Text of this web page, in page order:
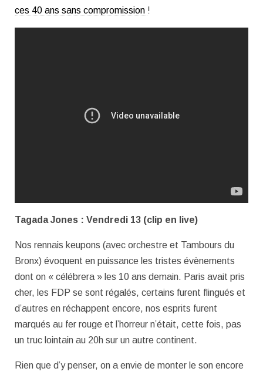
ces 40 ans sans compromission !
Tagada Jones : Vendredi 13 (clip en live)
Nos rennais keupons (avec orchestre et Tambours du
Bronx) évoquent en puissance les tristes évènements
dont on « célébrera » les 10 ans demain. Paris avait pris
cher, les FDP se sont régalés, certains furent flingués et
d’autres en réchappent encore, nos esprits furent
marqués au fer rouge et l’horreur n’était, cette fois, pas
un truc lointain au 20h sur un autre continent.
Rien que d’y penser, on a envie de monter le son encore